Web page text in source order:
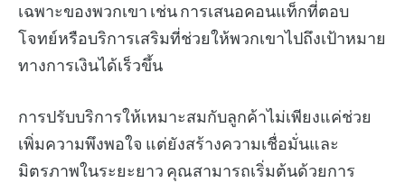
เฉพาะของพวกเขา เช่น การเสนอคอนแท็กที่ตอบ
โจทย์หรือบริการเสริมที่ช่วยให้พวกเขาไปถึงเป้าหมาย
ทางการเงินได้เร็วขึ้น
การปรับบริการให้เหมาะสมกับลูกค้าไม่เพียงแค่ช่วย
เพิ่มความพึงพอใจ แต่ยังสร้างความเชื่อมั่นและ
มิตรภาพในระยะยาว คุณสามารถเริ่มต้นด้วยการ